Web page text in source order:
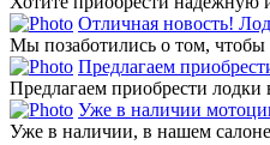
Отличная новость!
Мы позаботились о том, чтобы
Предлагаем
Предлагаем приобрести лодки
Уже в наличии
Уже в наличии, в нашем